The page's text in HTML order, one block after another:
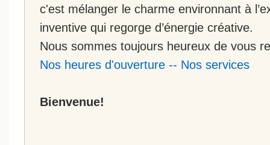
c'est mélanger le charme environnant à
inventive qui regorge d’énergie créative.
Nous sommes toujours heureux de vous
Nos heures d'ouverture -- Nos services
Bienvenue!